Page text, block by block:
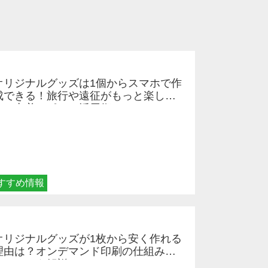
すめ情報
リジナルグッズは1個からスマホで作
できる！旅行や遠征がもっと楽しく
リジナルグッズが1枚から安く作れる
由は？オンデマンド印刷の仕組みと